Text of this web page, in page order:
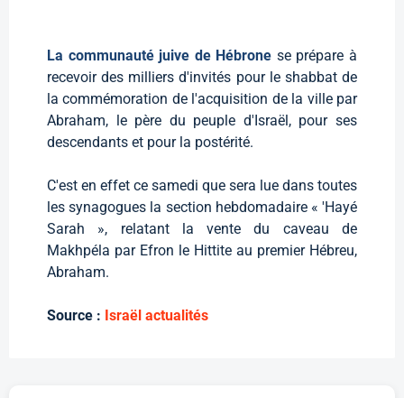
La communauté juive de Hébrone se prépare à
recevoir des milliers d'invités pour le shabbat de
la commémoration de l'acquisition de la ville par
Abraham, le père du peuple d'Israël, pour ses
descendants et pour la postérité.
C'est en effet ce samedi que sera lue dans toutes
les synagogues la section hebdomadaire « 'Hayé
Sarah », relatant la vente du caveau de
Makhpéla par Efron le Hittite au premier Hébreu,
Abraham.
Source : Israël actualités